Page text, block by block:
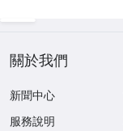
關於我們
新聞中心
服務說明